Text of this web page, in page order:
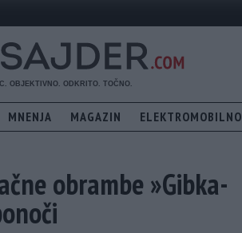
MNENJA MAGAZIN ELEKTROMOBILNO
obrambe »Gibka-